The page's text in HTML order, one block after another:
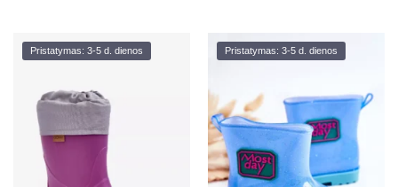
Pristatymas: 3-5 d. dienos Pristatymas: 3-5 d. dienos